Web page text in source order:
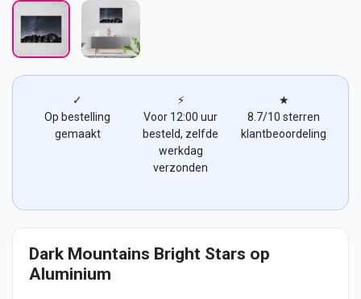
✓
Op bestelling
gemaakt
⚡
Voor 12:00 uur
besteld, zelfde
werkdag
verzonden
★
8.7/10 sterren
klantbeoordeling
Dark Mountains Bright Stars op
Aluminium